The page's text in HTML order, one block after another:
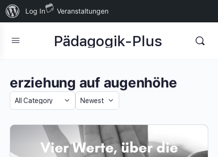
Über
WordPress
Log In Veranstaltungen
Pädagogik-Plus
erziehung auf augenhöhe
Category
Sort